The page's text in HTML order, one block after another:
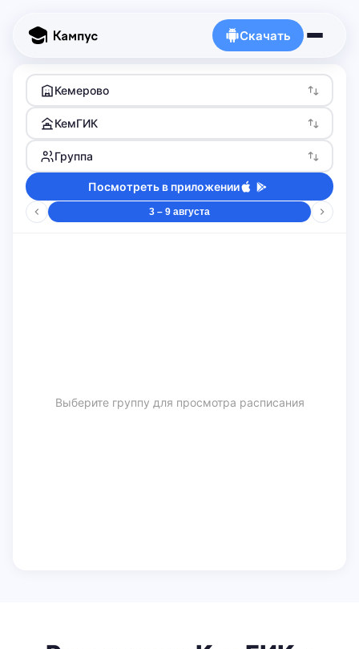
Скачать
Кемерово
КемГИК
Группа
Посмотреть в приложении
3 – 9 августа
Выберите группу для просмотра расписания